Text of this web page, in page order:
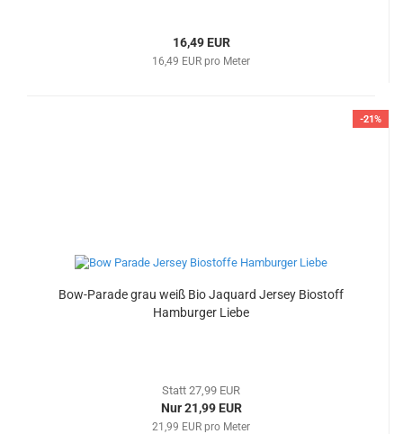
16,49 EUR
16,49 EUR pro Meter
-21%
Bow-Parade grau weiß Bio Jaquard Jersey Biostoff
Hamburger Liebe
Statt 27,99 EUR
Nur 21,99 EUR
21,99 EUR pro Meter